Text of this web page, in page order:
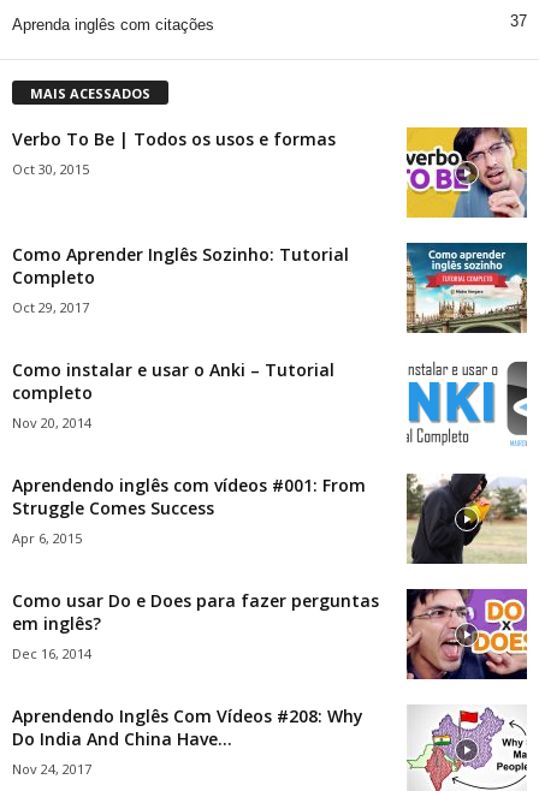
Aprenda inglês com citações 37
MAIS ACESSADOS
Verbo To Be | Todos os usos e formas
Oct 30, 2015
Como Aprender Inglês Sozinho: Tutorial
Completo
Oct 29, 2017
Como instalar e usar o Anki – Tutorial
completo
Nov 20, 2014
Aprendendo inglês com vídeos #001: From
Struggle Comes Success
Apr 6, 2015
Como usar Do e Does para fazer perguntas
em inglês?
Dec 16, 2014
Aprendendo Inglês Com Vídeos #208: Why
Do India And China Have...
Nov 24, 2017